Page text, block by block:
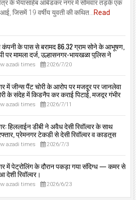
के भैयासाहेब आंबेडकर नगर में सोमवार तड़के एक
जिसमें 19 वर्षीय युवती की कथित...
Read
के पास से बरामद 86.32 ग्राम सोने के आभूषण,
पर मामला दर्ज, उल्हासनगर-भायखळा पुलिस ने
के संबंध में एक आरोपी से महत्वपूर्ण पूछताछ के बाद
के ठिकाने से 10,90,261 रुपये मूल्य के सोने के
किए।
azadi times 2026/7/20
में जीन्स पैंट चोरी के आरोप पर मजदूर पर जानलेवा
के संदेह में किडनैप कर कराई पिटाई, मजदूर गंभीर
azadi times 2026/7/11
हिललाईन डीबी ने अवैध देसी रिवॉल्वर के साथ
प्रेमनगर टेकडी से देसी रिवॉल्वर व काडतूस
हथियार साथ पकड़ा गया युवक एक दिन की
में।
azadi times 2026/7/3
में पेट्रोलिंग के दौरान पकड़ा गया संदिग्ध — कमर से
देशी रिवॉल्वर।
azadi times 2026/6/23